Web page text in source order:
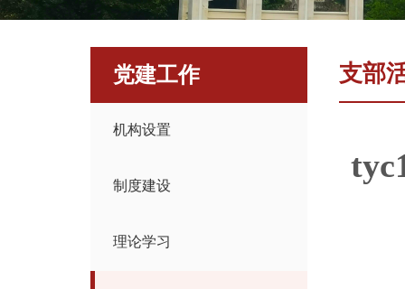
党建工作
机构设置
制度建设
理论学习
支部